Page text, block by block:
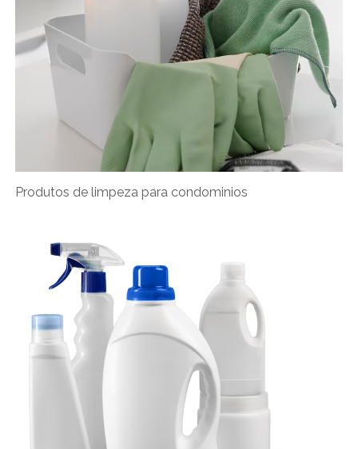
Produtos de limpeza para condominios